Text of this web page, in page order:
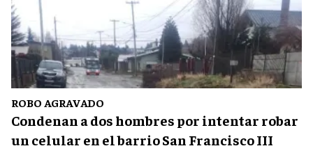
ROBO AGRAVADO
Condenan a dos hombres por intentar robar
un celular en el barrio San Francisco III